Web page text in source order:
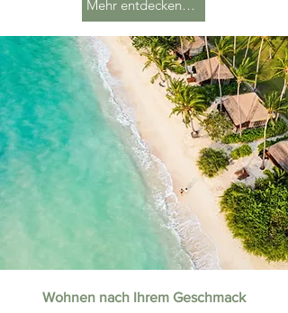
Mehr entdecken →
Wohnen nach Ihrem Geschmack